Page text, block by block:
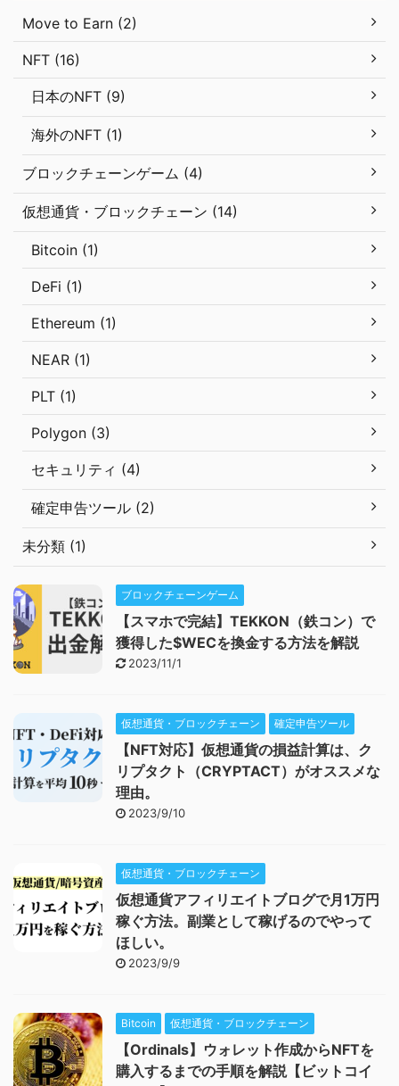
Move to Earn (2)
NFT (16)
日本のNFT (9)
海外のNFT (1)
ブロックチェーンゲーム (4)
仮想通貨・ブロックチェーン (14)
Bitcoin (1)
DeFi (1)
Ethereum (1)
NEAR (1)
PLT (1)
Polygon (3)
セキュリティ (4)
確定申告ツール (2)
未分類 (1)
ブロックチェーンゲーム
【スマホで完結】TEKKON（鉄コン）で
獲得した$WECを換金する方法を解説
2023/11/1
仮想通貨・ブロックチェーン 確定申告ツール
【NFT対応】仮想通貨の損益計算は、ク
リプタクト（CRYPTACT）がオススメな
理由。
2023/9/10
仮想通貨・ブロックチェーン
仮想通貨アフィリエイトブログで月1万円
稼ぐ方法。副業として稼げるのでやって
ほしい。
2023/9/9
Bitcoin 仮想通貨・ブロックチェーン
【Ordinals】ウォレット作成からNFTを
購入するまでの手順を解説【ビットコイ